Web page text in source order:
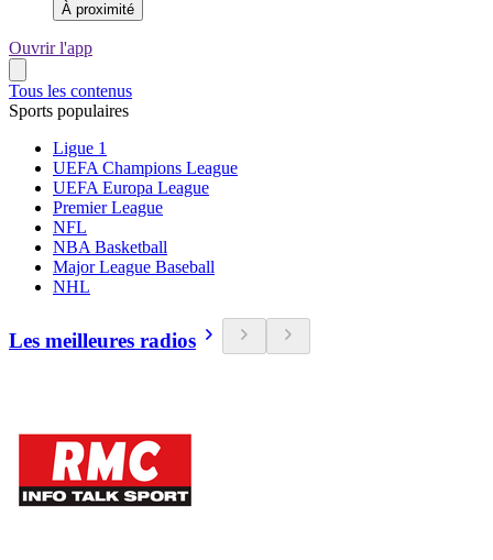
À proximité
Ouvrir l'app
Tous les contenus
Sports populaires
Ligue 1
UEFA Champions League
UEFA Europa League
Premier League
NFL
NBA Basketball
Major League Baseball
NHL
Les meilleures radios